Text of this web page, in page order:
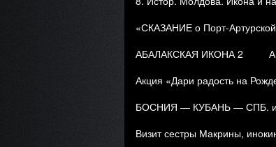
«СКАЗАНИЕ о Порт-
АБАЛАКСКАЯ ИКОНА 2
Акция «Дари радость на
БОСНИЯ — КУБАНЬ — СПБ.
Визит сестры Макрины,